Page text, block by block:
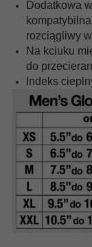
Dodatkowa
rozciągliwy
Na kciuku
do
Indeks